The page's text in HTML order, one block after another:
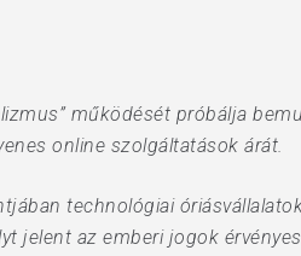
működését próbálja
online szolgáltatások árát.
technológiai
jelent az emberi jogok